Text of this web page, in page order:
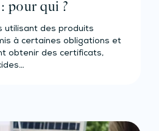
pour qui ?
utilisant des produits
à certaines obligations et
obtenir des certificats,